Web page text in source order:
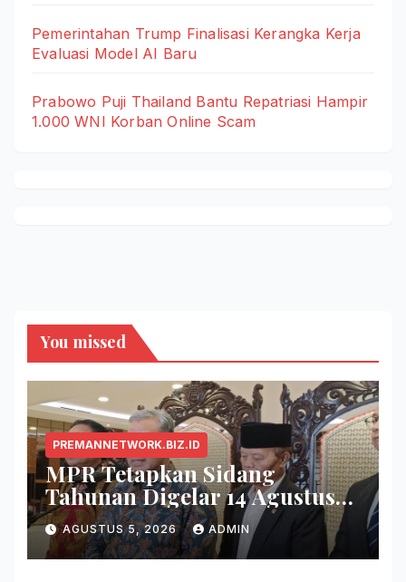
Pemerintahan Trump Finalisasi Kerangka Kerja
Evaluasi Model AI Baru
Prabowo Puji Thailand Bantu Repatriasi Hampir
1.000 WNI Korban Online Scam
You missed
PREMANNETWORK.BIZ.ID
MPR Tetapkan Sidang
Tahunan Digelar 14 Agustus
2026
AGUSTUS 5, 2026 ADMIN